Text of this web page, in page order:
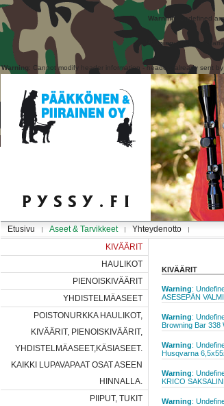
Warning : Undefined
Warning: Undefined
Warning: Cannot modify header information - headers already sent
Etusivu Aseet & Tarvikkeet
Yhteydenotto
KIVÄÄRIT
HAULIKOT
PIENOISKIVÄÄRIT
YHDISTELMÄASEET
POISTONURKKA HAULIKOT,
KIVÄÄRIT, PIENOISKIVÄÄRIT,
YHDISTELMÄASEET,KÄSIASEET.
KAIKKI LUPAVAPAAT OSAT ASEEN
HINNALLA.
PIIPUT, TUKIT
KIVÄÄRIT
Warning:
ASESEPÄN
Warning:
Browning Bar 338
Warning:
Husqvarna
Warning:
KRICO
Warning: